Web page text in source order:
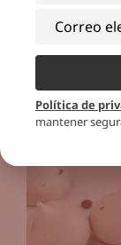
Política de
mantener